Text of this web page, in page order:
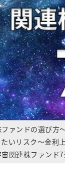
ァンドの選び方
いリスク～金利
関連株ファンド